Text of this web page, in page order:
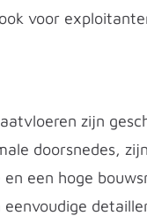
voor
zijn
doorsnedes,
een hoge